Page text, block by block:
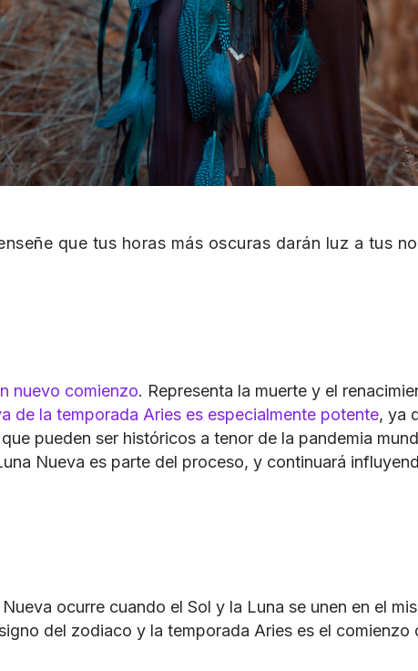
que tus horas más oscuras darán luz a tus
nuevo comienzo. Representa la muerte y el
de la temporada Aries es especialmente potente, ya
pueden ser históricos a tenor de la pandemia
Nueva es parte del proceso, y continuará
ocurre cuando el Sol y la Luna se unen en el
del zodiaco y la temporada Aries es el comienzo